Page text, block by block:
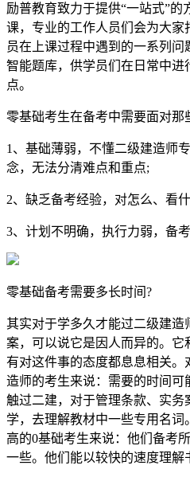
励普教育致力于提供“一站式”
课，专业的工作人员们会为大
员在上课过程中遇到的一系列
智能题库，供学员们在日常中
点。
零基础考生在备考中需要面对那
1、基础薄弱，不懂二级建造师
念，无法分清难点和重点;
2、缺乏备考经验，对怎么、看
3、计划不明确，执行力弱，备
零基础备考需要多长时间?
其实对于学多久才能过二级建
案，可以说它是因人而异的。
有对这件事的态度都息息相关。
造师的考生来说：需要的时间
触过二建，对于管理条款、实务
学，去理解教材中一些专用名
高的0基础考生来说：他们备考
一些。他们能以较快的速度理解